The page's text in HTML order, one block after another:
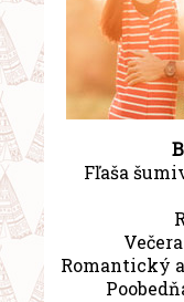
Fľaša
Romantický